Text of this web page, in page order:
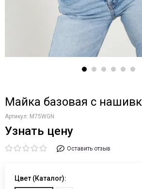
Майка базовая с
Артикул: M75WGN
Узнать цену
Оставить отзыв
Цвет (Каталог):